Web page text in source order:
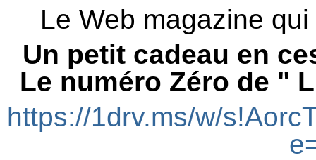
Le Web magazine
Un petit cadeau en
Le numéro Zéro de "
https://1drv.ms/w/